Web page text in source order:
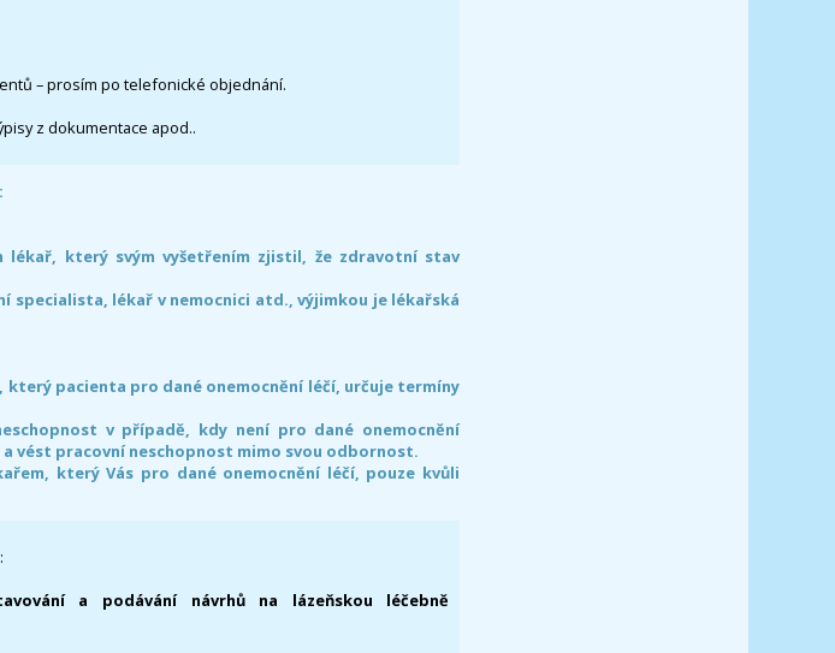
– prosím po telefonické objednání.
z dokumentace apod..
:
lékař, který svým vyšetřením zjistil, že zdravotní stav
lékař v nemocnici atd., výjimkou je lékařská
pacienta pro dané onemocnění léčí, určuje termíny
v případě, kdy není pro dané onemocnění
vést pracovní neschopnost mimo svou odbornost.
který Vás pro dané onemocnění léčí, pouze kvůli
:
a podávání návrhů na lázeňskou léčebně